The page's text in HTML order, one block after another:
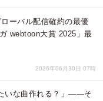
ーバル配信確約の最優
webtoon大賞 2025」最
2026年06月30日 07時
いな曲作れる？」——そ